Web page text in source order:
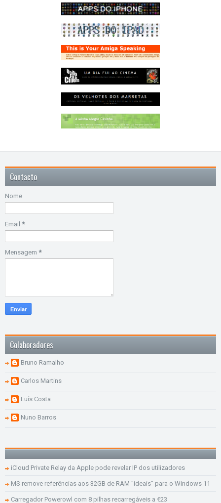
Contacto
Nome
Email *
Mensagem *
Colaboradores
Bruno Ramalho
Carlos Martins
Luís Costa
Nuno Barros
iCloud Private Relay da Apple pode revelar IP dos utilizadores
MS remove referências aos 32GB de RAM "ideais" para o Windows 11
Carregador Powerowl com 8 pilhas recarregáveis a €23